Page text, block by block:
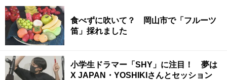
食べずに吹いて？ 岡山市で「フルーツ
笛」採れました
小学生ドラマー「SHY」に注目！ 夢は
X JAPAN・YOSHIKIさんとセッション